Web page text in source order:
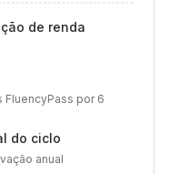
de renda
FluencyPass por 6
do ciclo
anual